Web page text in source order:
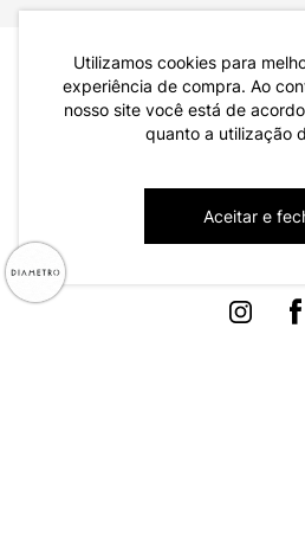
Utilizamos cookies para
experiência de compra. Ao
nosso site você está de
quanto a utilização
Aceitar e
Institucional
Quem Somos
Políticas de Privacidade
Formas de Pagamento
Trocas e Devoluções
Regulamento de Promoções
Dúvidas Frequentes
Fale conosco pelo WhatsApp
Segunda à sexta das 8:00 às 17:00
Trocas e Devoluções